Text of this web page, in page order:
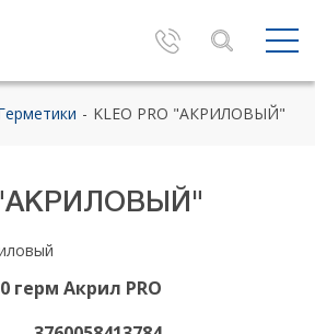
KLEO PRO "АКРИЛОВЫЙ"
"АКРИЛОВЫЙ"
герм Акрил PRO